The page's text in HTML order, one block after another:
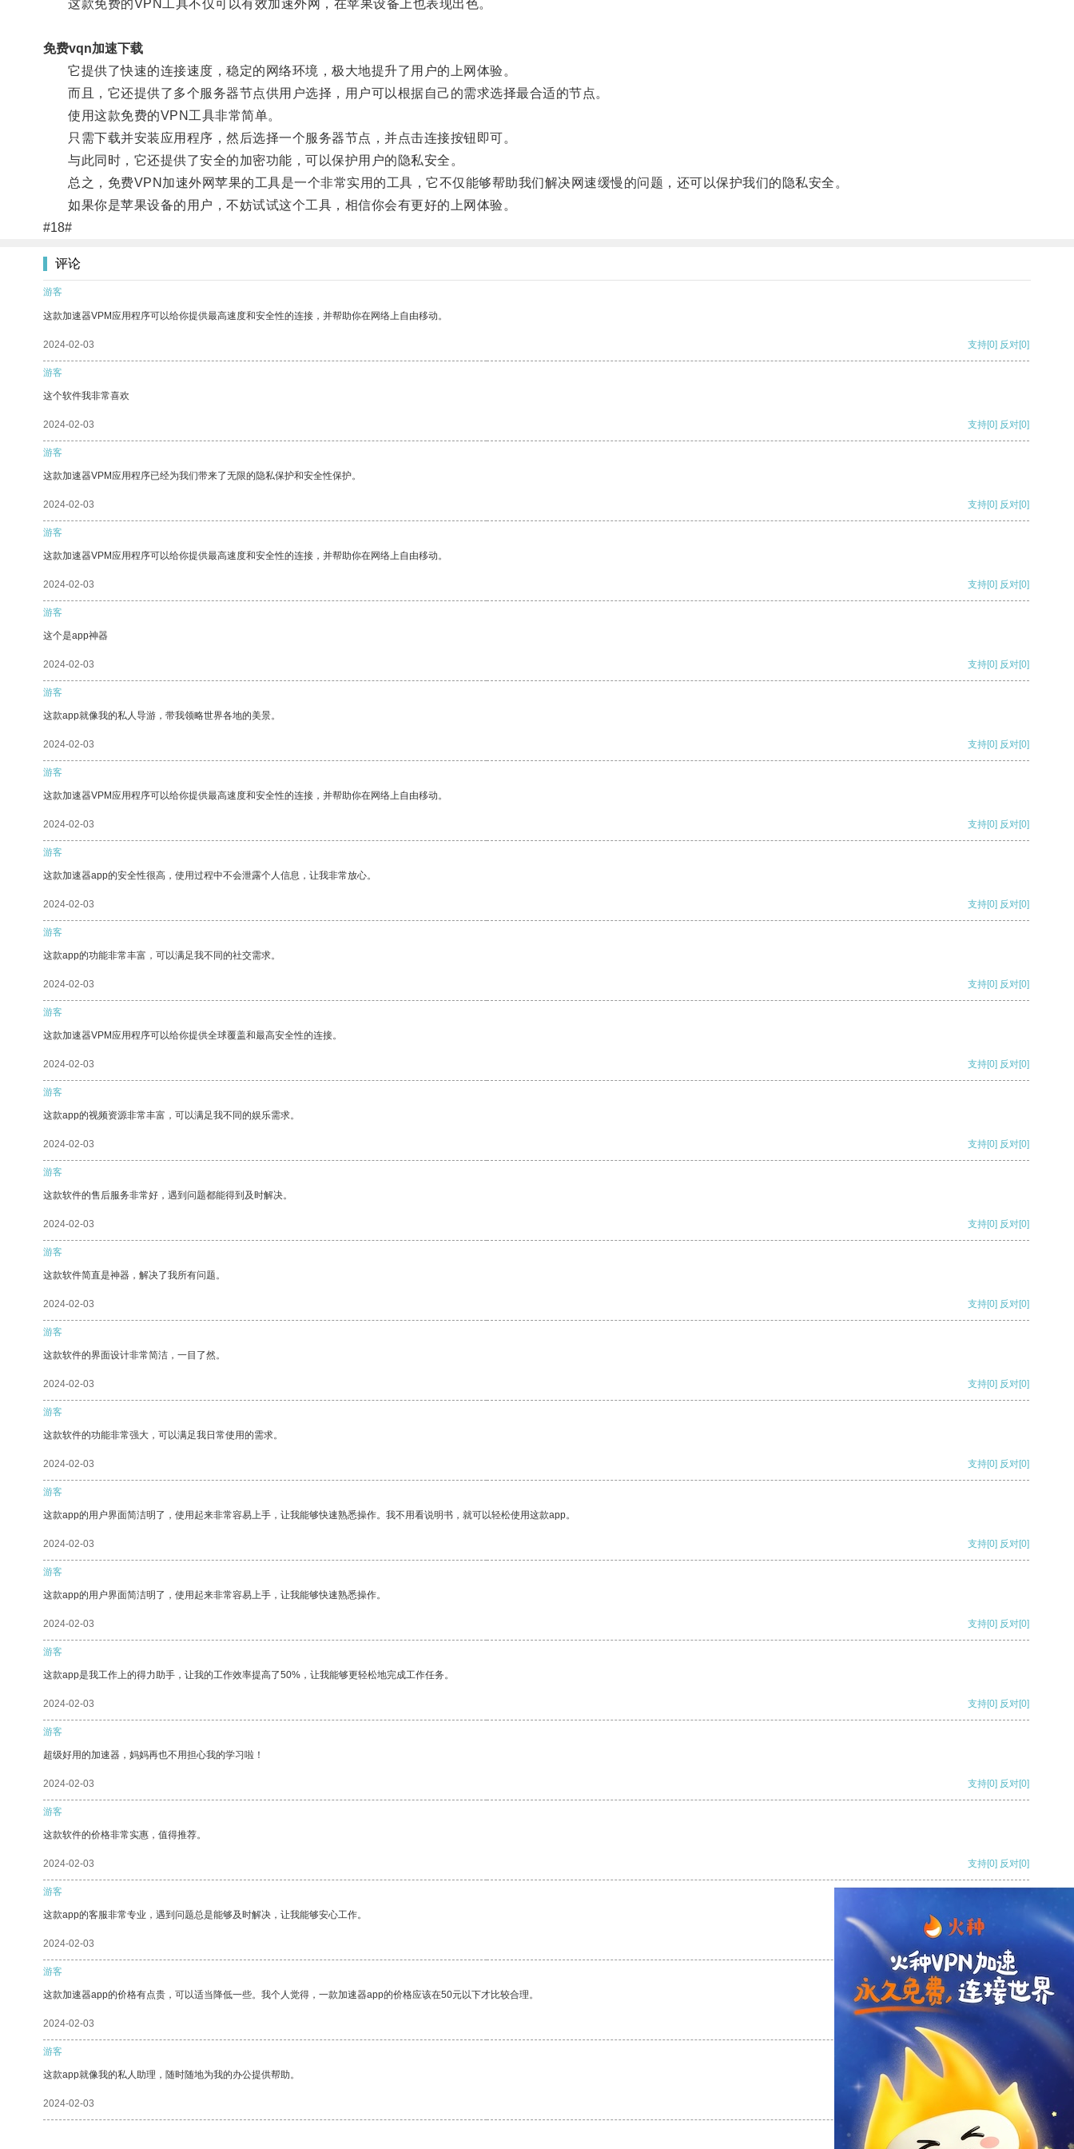
这款免费的VPN工具不仅可以有效加速外网，在苹果设备上也表现出色。
免费vqn加速下载
它提供了快速的连接速度，稳定的网络环境，极大地提升了用户的上网体验。
而且，它还提供了多个服务器节点供用户选择，用户可以根据自己的需求选择最合适的节点。
使用这款免费的VPN工具非常简单。
只需下载并安装应用程序，然后选择一个服务器节点，并点击连接按钮即可。
与此同时，它还提供了安全的加密功能，可以保护用户的隐私安全。
总之，免费VPN加速外网苹果的工具是一个非常实用的工具，它不仅能够帮助我们解决网速缓慢的问题，还可以保护我们的隐私安全。
如果你是苹果设备的用户，不妨试试这个工具，相信你会有更好的上网体验。
#18#
评论
游客
这款加速器VPM应用程序可以给你提供最高速度和安全性的连接，并帮助你在网络上自由移动。
2024-02-03 支持[0] 反对[0]
游客
这个软件我非常喜欢
2024-02-03 支持[0] 反对[0]
游客
这款加速器VPM应用程序已经为我们带来了无限的隐私保护和安全性保护。
2024-02-03 支持[0] 反对[0]
游客
这款加速器VPM应用程序可以给你提供最高速度和安全性的连接，并帮助你在网络上自由移动。
2024-02-03 支持[0] 反对[0]
游客
这个是app神器
2024-02-03 支持[0] 反对[0]
游客
这款app就像我的私人导游，带我领略世界各地的美景。
2024-02-03 支持[0] 反对[0]
游客
这款加速器VPM应用程序可以给你提供最高速度和安全性的连接，并帮助你在网络上自由移动。
2024-02-03 支持[0] 反对[0]
游客
这款加速器app的安全性很高，使用过程中不会泄露个人信息，让我非常放心。
2024-02-03 支持[0] 反对[0]
游客
这款app的功能非常丰富，可以满足我不同的社交需求。
2024-02-03 支持[0] 反对[0]
游客
这款加速器VPM应用程序可以给你提供全球覆盖和最高安全性的连接。
2024-02-03 支持[0] 反对[0]
游客
这款app的视频资源非常丰富，可以满足我不同的娱乐需求。
2024-02-03 支持[0] 反对[0]
游客
这款软件的售后服务非常好，遇到问题都能得到及时解决。
2024-02-03 支持[0] 反对[0]
游客
这款软件简直是神器，解决了我所有问题。
2024-02-03 支持[0] 反对[0]
游客
这款软件的界面设计非常简洁，一目了然。
2024-02-03 支持[0] 反对[0]
游客
这款软件的功能非常强大，可以满足我日常使用的需求。
2024-02-03 支持[0] 反对[0]
游客
这款app的用户界面简洁明了，使用起来非常容易上手，让我能够快速熟悉操作。我不用看说明书，就可以轻松使用这款app。
2024-02-03 支持[0] 反对[0]
游客
这款app的用户界面简洁明了，使用起来非常容易上手，让我能够快速熟悉操作。
2024-02-03 支持[0] 反对[0]
游客
这款app是我工作上的得力助手，让我的工作效率提高了50%，让我能够更轻松地完成工作任务。
2024-02-03 支持[0] 反对[0]
游客
超级好用的加速器，妈妈再也不用担心我的学习啦！
2024-02-03 支持[0] 反对[0]
游客
这款软件的价格非常实惠，值得推荐。
2024-02-03 支持[0] 反对[0]
游客
这款app的客服非常专业，遇到问题总是能够及时解决，让我能够安心工作。
2024-02-03
游客
这款加速器app的价格有点贵，可以适当降低一些。我个人觉得，一款加速器app的价格应该在50元以下才比较合理。
2024-02-03 反对
游客
这款app就像我的私人助理，随时随地为我的办公提供帮助。
2024-02-03 反对[0]